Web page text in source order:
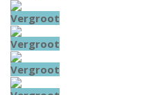
Vergroot
Vergroot
Vergroot